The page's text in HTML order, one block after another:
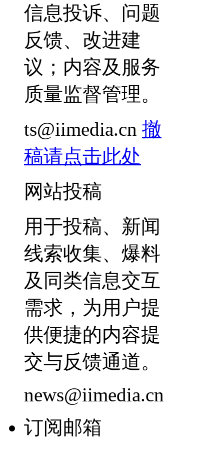
信息投诉、问题
反馈、改进建
议；内容及服务
质量监督管理。
ts@iimedia.cn 撤
稿请点击此处
网站投稿
用于投稿、新闻
线索收集、爆料
及同类信息交互
需求，为用户提
供便捷的内容提
交与反馈通道。
news@iimedia.cn
订阅邮箱